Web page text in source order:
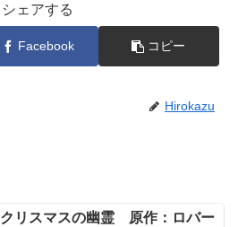
シェアする
Facebook コピー
Hirokazu
クリスマスの幽霊 原作：ロバー